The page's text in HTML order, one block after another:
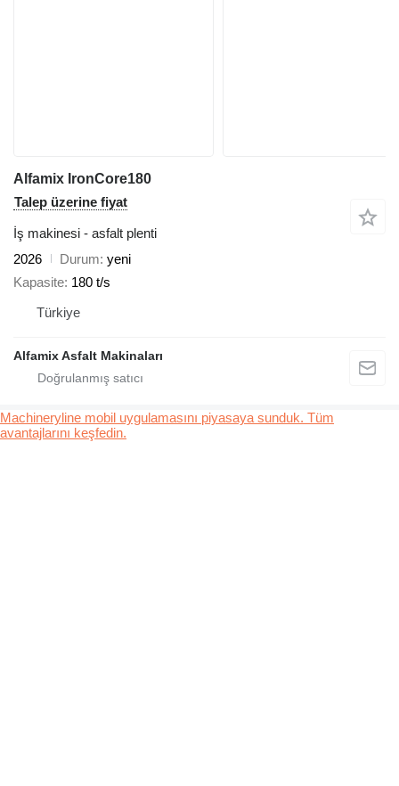
Alfamix IronCore180
Talep üzerine fiyat
İş makinesi - asfalt plenti
2026
Durum yeni
Kapasite 180 t/s
Türkiye
Alfamix Asfalt Makinaları
Machineryline mobil uygulamasını piyasaya sunduk. Tüm
avantajlarını keşfedin.